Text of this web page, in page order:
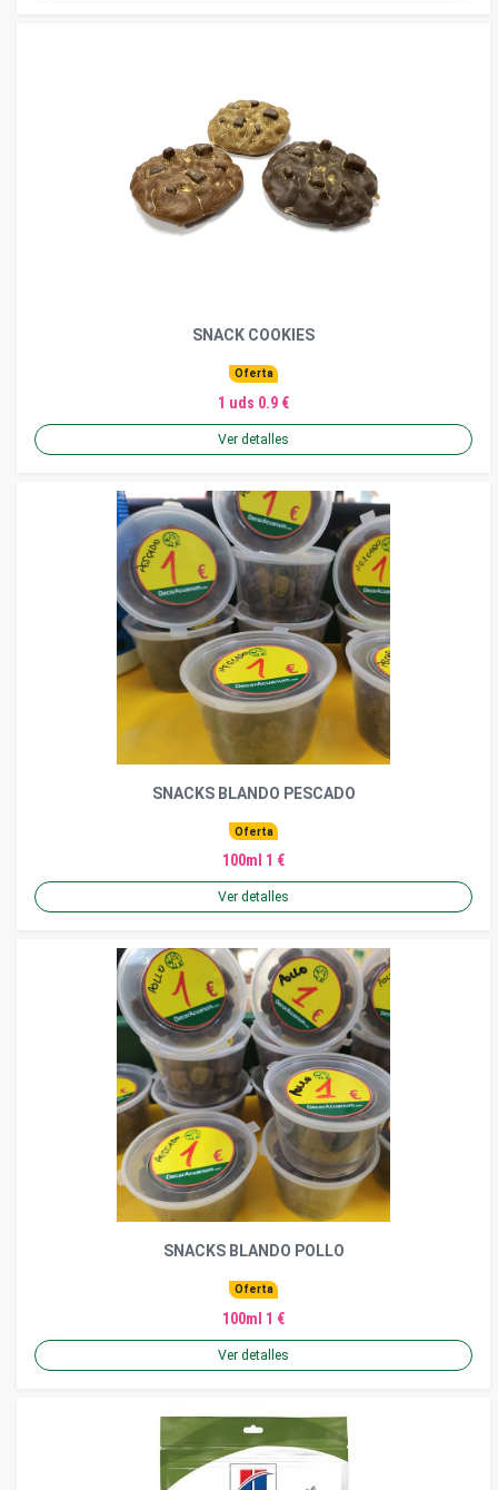
SNACK COOKIES
Oferta
1 uds 0.9 €
Ver detalles
SNACKS BLANDO PESCADO
Oferta
100ml 1 €
Ver detalles
SNACKS BLANDO POLLO
Oferta
100ml 1 €
Ver detalles